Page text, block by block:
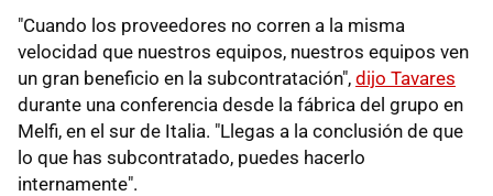
"Cuando los proveedores no corren a la misma
velocidad que nuestros equipos, nuestros equipos ven
un gran beneficio en la subcontratación", dijo Tavares
durante una conferencia desde la fábrica del grupo en
Melfi, en el sur de Italia. "Llegas a la conclusión de que
lo que has subcontratado, puedes hacerlo
internamente".